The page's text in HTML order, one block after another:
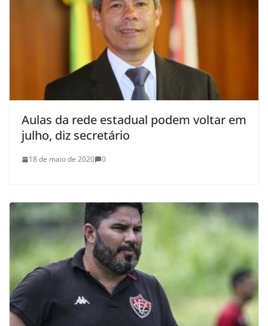
Aulas da rede estadual podem voltar em
julho, diz secretário
18 de maio de 2020 0